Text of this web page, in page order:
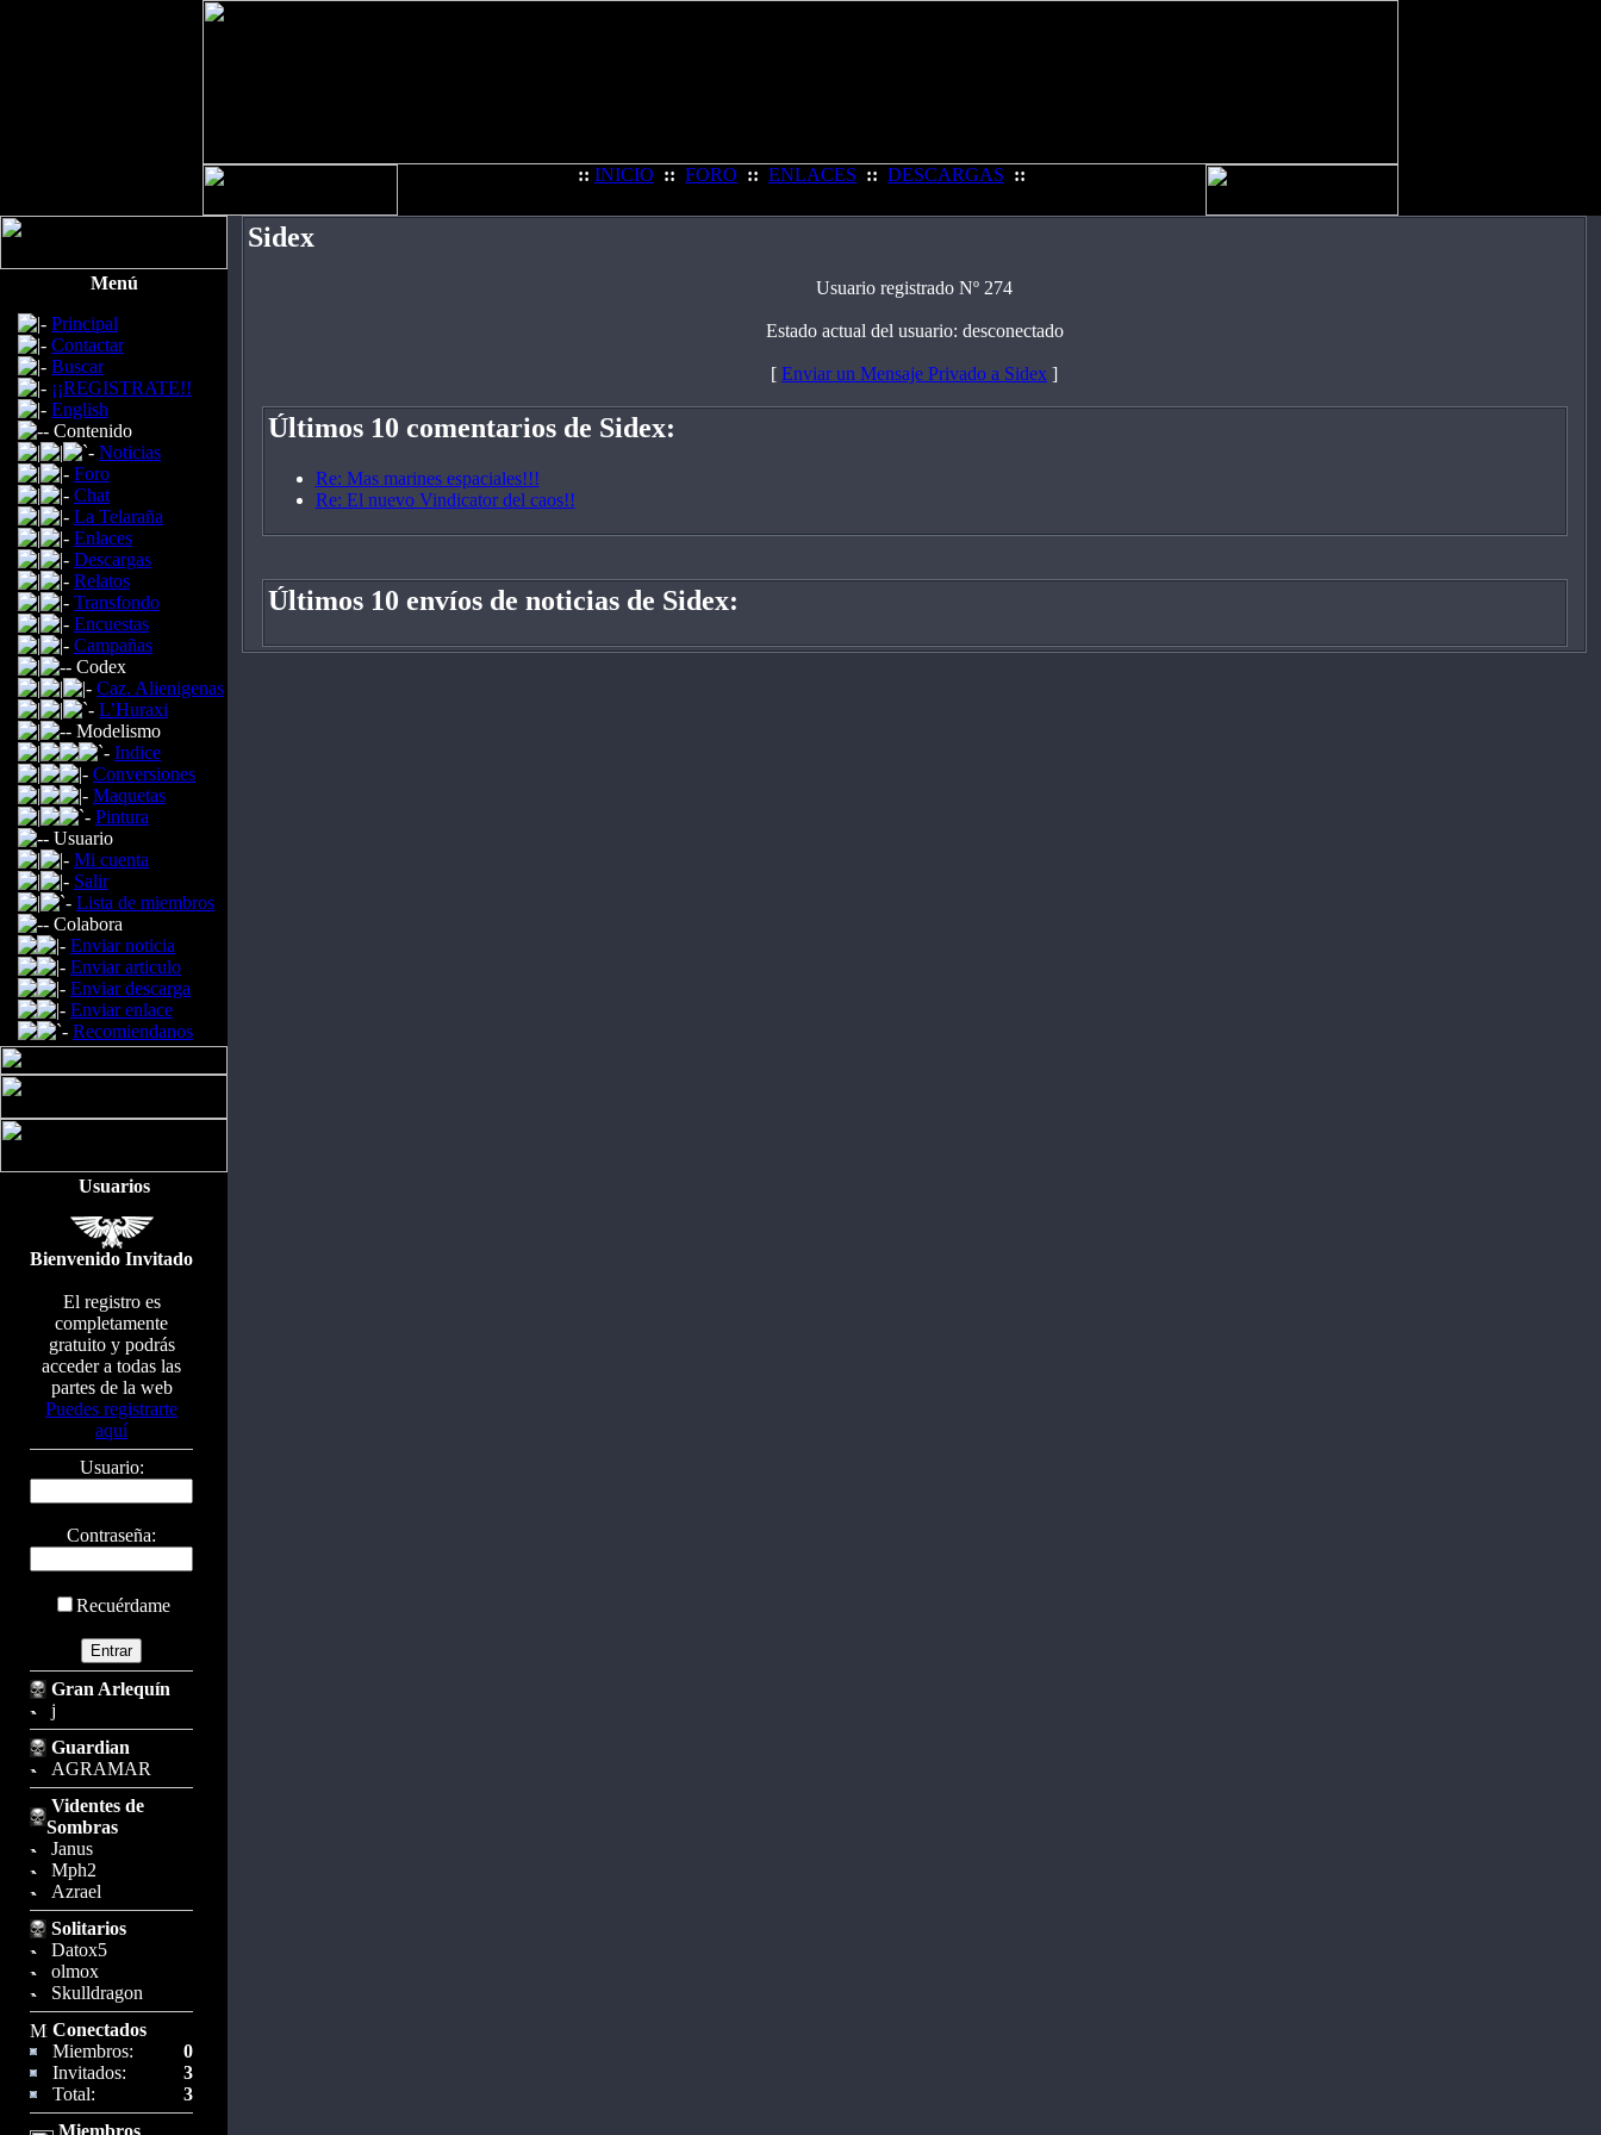
:: INICIO :: FORO :: ENLACES :: DESCARGAS ::
Menú
Principal
Contactar
Buscar
¡¡REGISTRATE!!
English
Contenido
Noticias
Foro
Chat
La Telaraña
Enlaces
Descargas
Relatos
Transfondo
Encuestas
Campañas
Codex
Caz. Alienigenas
L’Huraxi
Modelismo
Indice
Conversiones
Maquetas
Pintura
Usuario
Mi cuenta
Salir
Lista de miembros
Colabora
Enviar noticia
Enviar articulo
Enviar descarga
Enviar enlace
Recomiendanos
Usuarios
Bienvenido Invitado
El registro es
completamente
gratuito y podrás
acceder a todas las
partes de la web
Puedes registrarte
aquí
Usuario:
Contraseña:
Recuérdame
Gran Arlequín
j
Guardian
AGRAMAR
Videntes de
Sombras
Janus
Mph2
Azrael
Solitarios
Datox5
olmox
Skulldragon
Conectados
Miembros:
0
Invitados:
3
Total:
3
Miembros
Sidex
Usuario registrado Nº 274
Estado actual del usuario: desconectado
[ Enviar un Mensaje Privado a Sidex ]
Últimos 10 comentarios de Sidex:
Re: Mas marines espaciales!!!
Re: El nuevo Vindicator del caos!!
Últimos 10 envíos de noticias de Sidex: